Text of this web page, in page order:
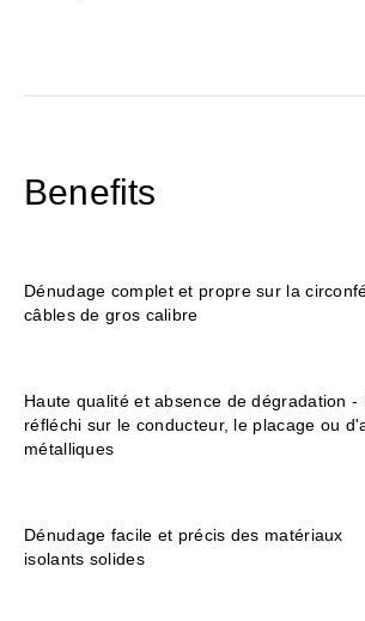
Benefits
Dénudage complet et propre sur la
câbles de gros calibre
Haute qualité et absence de dégradation -
réfléchi sur le conducteur, le placage ou
métalliques
Dénudage facile et précis des matériaux
isolants solides